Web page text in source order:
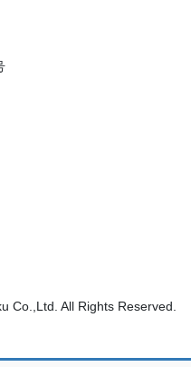
Co.,Ltd. All Rights Reserved.